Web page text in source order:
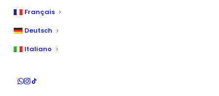
Français
Deutsch
Italiano
Fabricamos probetas para
determinación de vida a fatiga,
límite de fatiga, resistencia